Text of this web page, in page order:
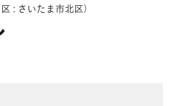
区 : さいたま市北区）